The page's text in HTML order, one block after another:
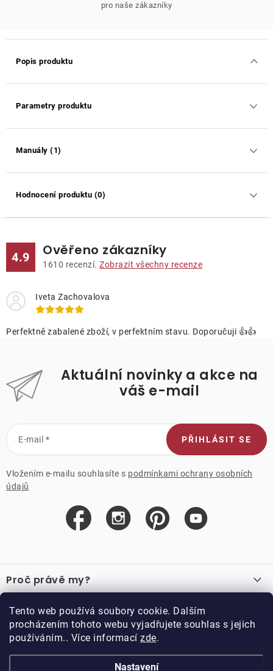
Tento web používá soubory cookie. Dalším
procházením tohoto webu vyjadřujete souhlas s jejich
používáním.. Více informací zde.
Nastavení
pro naše zákazníky
Popis produktu
Parametry produktu
Manuály (1)
Hodnocení produktu (0)
4.9 Ověřeno zákazníky
1610 recenzí. Zobrazit všechny recenze
Iveta Zachovalova
Perfektně zabalené zboží, v perfektním stavu. Doporučuji 👍👍
Aktuální novinky a akce na
váš e-mail
E-mail
Vložením e-mailu souhlasíte s podmínkami ochrany osobních
údajů
PŘIHLÁSIT SE
á
p
a
Proč právě my?
Recenze
Důležité odkazy
Velkoobchod
Vzorková prodejna
O nákupu